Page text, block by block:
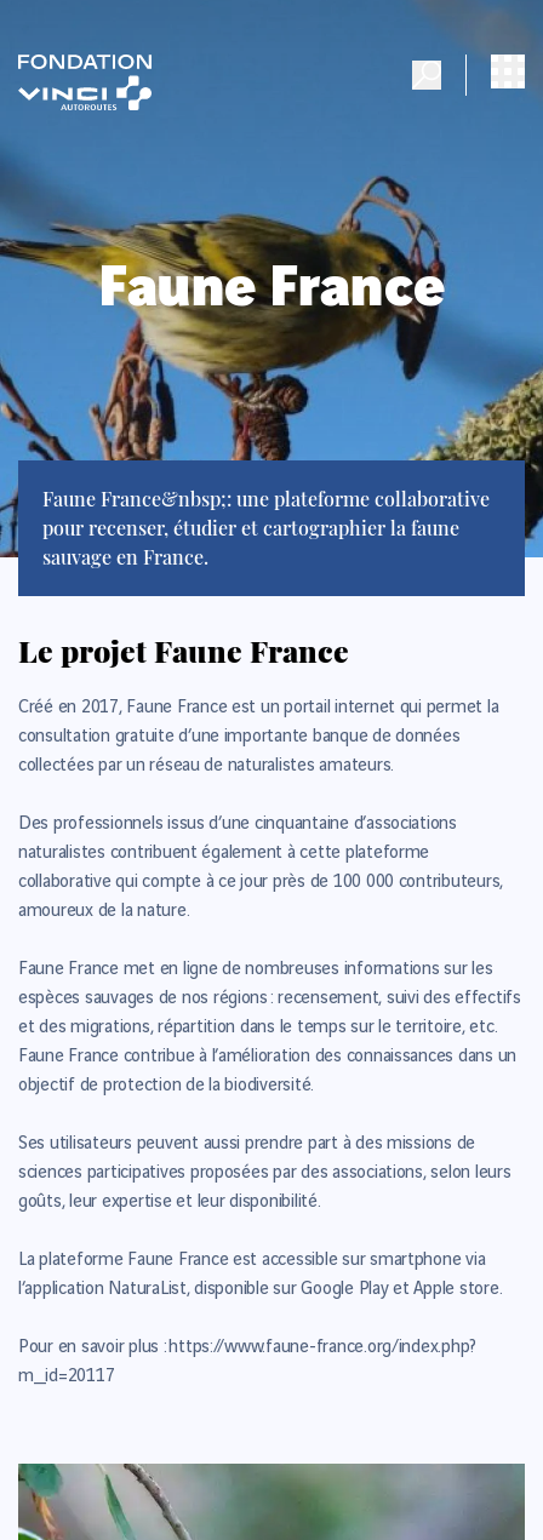
Faune France
Faune France&nbsp;: une plateforme collaborative
pour recenser, étudier et cartographier la faune
sauvage en France.
Le projet Faune France
Créé en 2017, Faune France est un portail internet qui permet la
consultation gratuite d’une importante banque de données
collectées par un réseau de naturalistes amateurs.
Des professionnels issus d’une cinquantaine d’associations
naturalistes contribuent également à cette plateforme
collaborative qui compte à ce jour près de 100 000 contributeurs,
amoureux de la nature.
Faune France met en ligne de nombreuses informations sur les
espèces sauvages de nos régions : recensement, suivi des effectifs
et des migrations, répartition dans le temps sur le territoire, etc.
Faune France contribue à l’amélioration des connaissances dans un
objectif de protection de la biodiversité.
Ses utilisateurs peuvent aussi prendre part à des missions de
sciences participatives proposées par des associations, selon leurs
goûts, leur expertise et leur disponibilité.
La plateforme Faune France est accessible sur smartphone via
l’application NaturaList, disponible sur Google Play et Apple store.
Pour en savoir plus : https://www.faune-france.org/index.php?
m_id=20117